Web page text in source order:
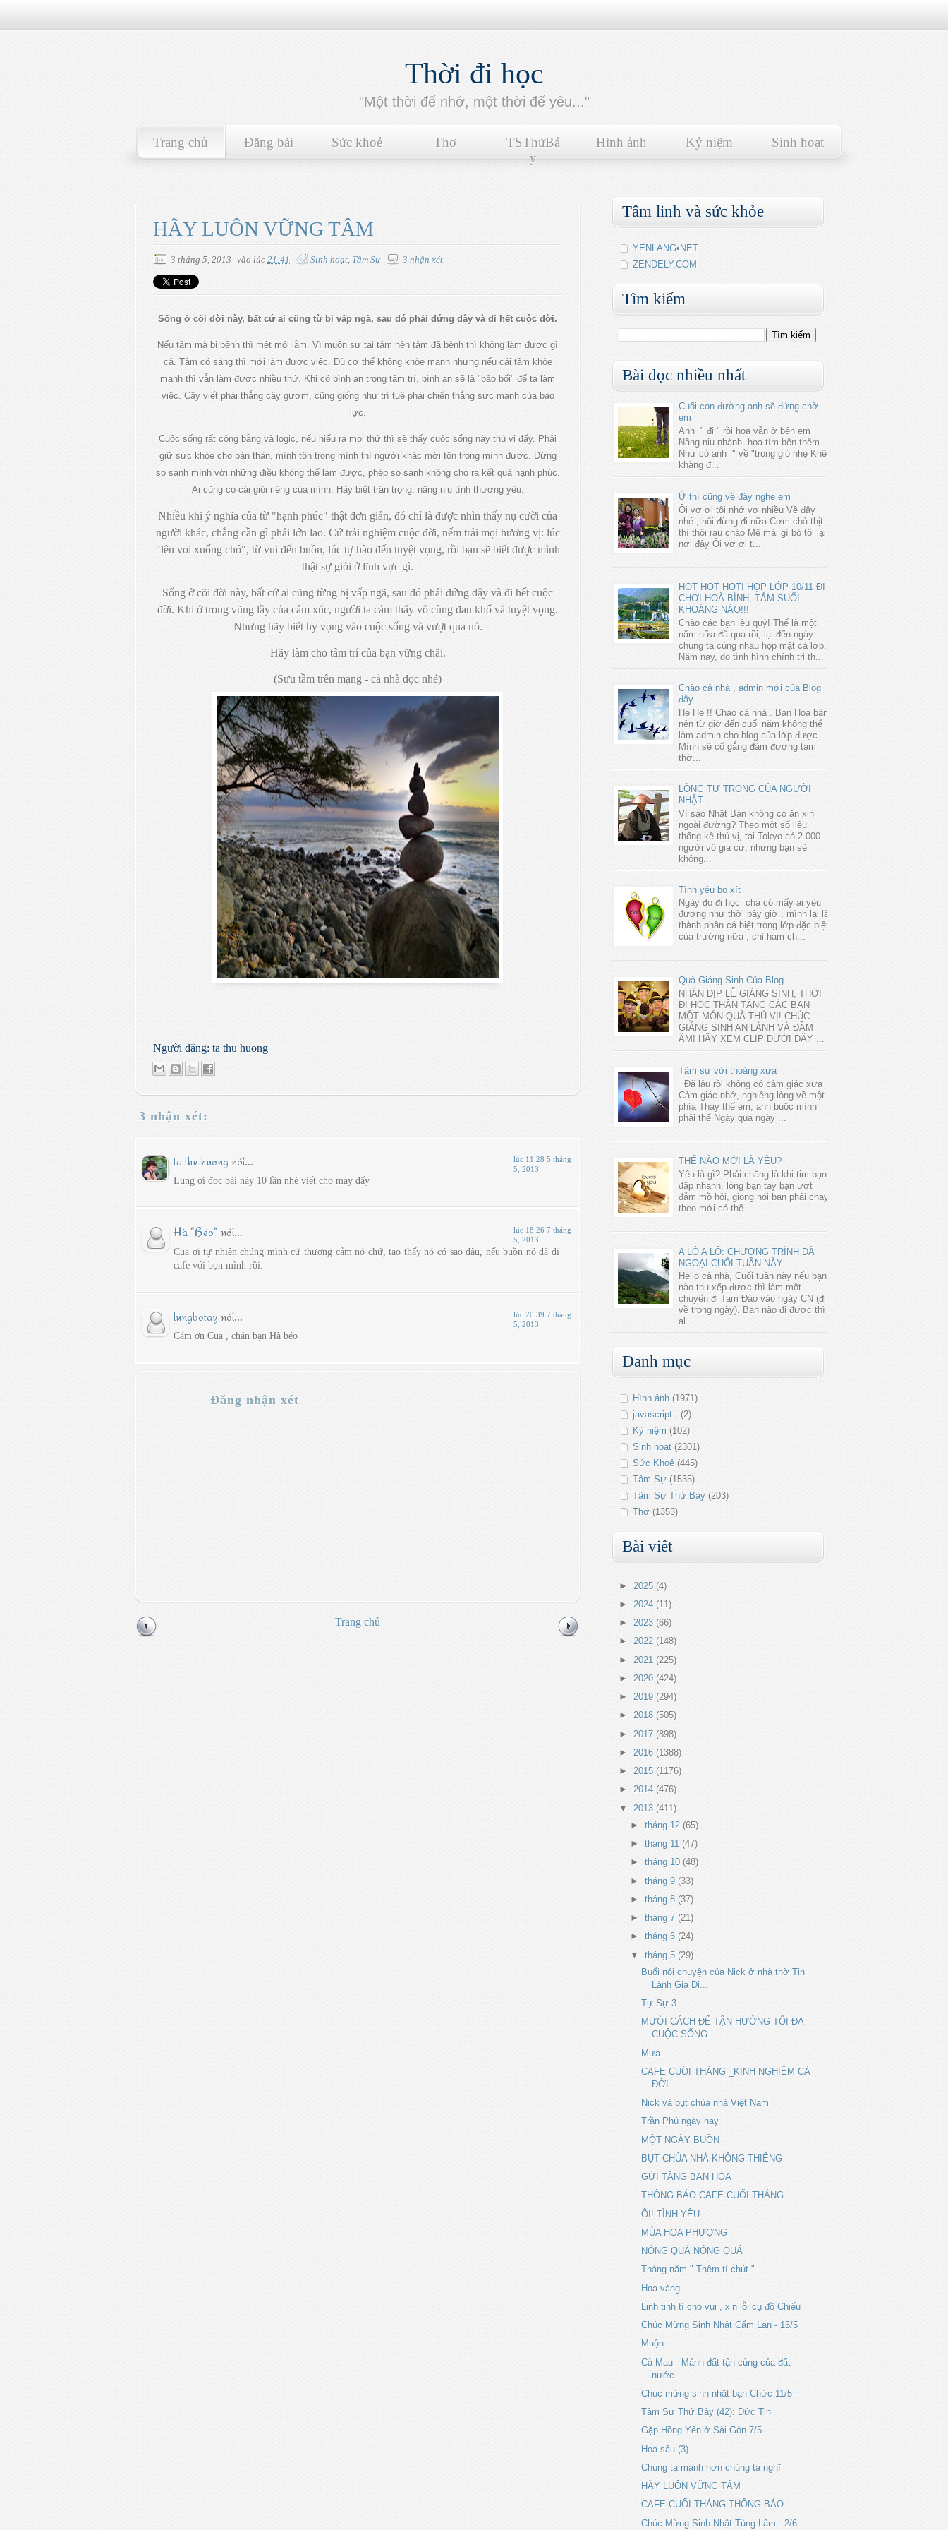
Thời đi học
"Một thời để nhớ, một thời để yêu..."
Trang chủ Đăng bài Sức khoẻ Thơ
TSThứBả
y
Hình ảnh Kỷ niệm Sinh hoạt
HÃY LUÔN VỮNG TÂM
3 tháng 5, 2013 vào lúc 21:41 Sinh hoạt, Tâm Sự 3 nhận xét
Sống ở cõi đời này, bất cứ ai cũng từ bị vấp ngã, sau đó phải đứng dậy và đi hết cuộc đời.
Nếu tâm mà bị bệnh thì mệt mỏi lắm. Vì muôn sự tại tâm nên tâm đã bệnh thì không làm được gì
cả. Tâm có sáng thì mới làm được việc. Dù cơ thể không khỏe mạnh nhưng nếu cái tâm khỏe
mạnh thì vẫn làm được nhiều thứ. Khi có bình an trong tâm trí, bình an sẽ là "bảo bối" để ta làm
việc. Cây viết phải thắng cây gươm, cũng giống như trí tuệ phải chiến thắng sức mạnh của bạo
lực.
Cuộc sống rất công bằng và logic, nếu hiểu ra mọi thứ thì sẽ thấy cuộc sống này thú vị đấy. Phải
giữ sức khỏe cho bản thân, mình tôn trọng mình thì người khác mới tôn trọng mình được. Đừng
so sánh mình với những điều không thể làm được, phép so sánh không cho ra kết quả hạnh phúc.
Ai cũng có cái giỏi riêng của mình. Hãy biết trân trọng, nâng niu tình thương yêu.
Nhiều khi ý nghĩa của từ "hạnh phúc" thật đơn giản, đó chỉ là được nhìn thấy nụ cười của
người khác, chẳng cần gì phải lớn lao. Cứ trải nghiệm cuộc đời, nếm trải mọi hương vị: lúc
"lên voi xuống chó", từ vui đến buồn, lúc tự hào đến tuyệt vọng, rồi bạn sẽ biết được mình
thật sự giỏi ở lĩnh vực gì.
Sống ở cõi đời này, bất cứ ai cũng từng bị vấp ngã, sau đó phải đứng dậy và đi hết cuộc
đời. Khi ở trong vũng lầy của cảm xúc, người ta cảm thấy vô cùng đau khổ và tuyệt vọng.
Nhưng hãy biết hy vọng vào cuộc sống và vượt qua nó.
Hãy làm cho tâm trí của bạn vững chãi.
(Sưu tầm trên mạng - cả nhà đọc nhé)
Người đăng: ta thu huong
3 nhận xét:
ta thu huong nói...
Lung ơi đọc bài này 10 lần nhé viết cho mày đấy
lúc 11:28 5 tháng
5, 2013
Hà "Béo" nói...
Cua ơi tự nhiên chúng mình cứ thương cảm nó chứ, tao thấy nó có sao đâu, nếu buồn nó đã đi
cafe với bọn mình rồi.
lúc 18:26 7 tháng
5, 2013
lungbotay nói...
Cám ơn Cua , chán bạn Hà béo
lúc 20:39 7 tháng
5, 2013
Đăng nhận xét
Trang chủ
Tâm linh và sức khỏe
YENLANG•NET
ZENDELY.COM
Tìm kiếm
Bài đọc nhiều nhất
Cuối con đường anh sẽ đứng chờ
em
Anh " đi " rồi hoa vẫn ở bên em
Nâng niu nhành hoa tím bên thềm
Như có anh " về "trong gió nhẹ Khẽ
khàng đ...
Ừ thì cũng về đây nghe em
Ôi vợ ơi tôi nhớ vợ nhiều Về đây
nhé ,thôi đừng đi nữa Cơm chả thịt
thì thôi rau cháo Mê mải gì bỏ tôi lại
nơi đây Ôi vợ ơi t...
HOT HOT HOT! HỌP LỚP 10/11 ĐI
CHƠI HOÀ BÌNH, TẮM SUỐI
KHOÁNG NÀO!!!
Chào các bạn iêu quý! Thế là một
năm nữa đã qua rồi, lại đến ngày
chúng ta cùng nhau họp mặt cả lớp.
Năm nay, do tình hình chính trị th...
Chào cả nhà , admin mới của Blog
đây
He He !! Chào cả nhà . Bạn Hoa bận
nên từ giờ đến cuối năm không thể
làm admin cho blog của lớp được .
Mình sẽ cố gắng đảm đương tạm
thờ...
LÒNG TỰ TRỌNG CỦA NGƯỜI
NHẬT
Vì sao Nhật Bản không có ăn xin
ngoài đường? Theo một số liệu
thống kê thú vị, tại Tokyo có 2.000
người vô gia cư, nhưng bạn sẽ
không...
Tình yêu bọ xít
Ngày đó đi học chả có mấy ai yêu
đương như thời bây giờ , mình lại là
thành phần cá biệt trong lớp đặc biệt
của trường nữa , chỉ ham ch...
Quà Giáng Sinh Của Blog
NHÂN DỊP LỄ GIÁNG SINH, THỜI
ĐI HỌC THÂN TẶNG CÁC BẠN
MỘT MÓN QUÀ THÚ VỊ! CHÚC
GIÁNG SINH AN LÀNH VÀ ĐẦM
ẤM! HÃY XEM CLIP DƯỚI ĐÂY ...
Tâm sự với thoáng xưa
Đã lâu rồi không có cảm giác xưa
Cảm giác nhớ, nghiêng lòng về một
phía Thay thế em, anh buộc mình
phải thế Ngày qua ngày ...
THẾ NÀO MỚI LÀ YÊU?
Yêu là gì? Phải chăng là khi tim bạn
đập nhanh, lòng bạn tay bạn ướt
đẫm mồ hôi, giọng nói bạn phải chạy
theo mới có thể ...
A LÔ A LÔ: CHƯƠNG TRÌNH DÃ
NGOẠI CUỐI TUẦN NÀY
Hello cả nhà, Cuối tuần này nếu bạn
nào thu xếp được thì làm một
chuyến đi Tam Đảo vào ngày CN (đi
về trong ngày). Bạn nào đi được thì
al...
Danh mục
Hình ảnh (1971)
javascript:; (2)
Kỷ niệm (102)
Sinh hoạt (2301)
Sức Khoẻ (445)
Tâm Sự (1535)
Tâm Sự Thứ Bảy (203)
Thơ (1353)
Bài viết
► 2025 (4)
► 2024 (11)
► 2023 (66)
► 2022 (148)
► 2021 (225)
► 2020 (424)
► 2019 (294)
► 2018 (505)
► 2017 (898)
► 2016 (1388)
► 2015 (1176)
► 2014 (476)
▼ 2013 (411)
► tháng 12 (65)
► tháng 11 (47)
► tháng 10 (48)
► tháng 9 (33)
► tháng 8 (37)
► tháng 7 (21)
► tháng 6 (24)
▼ tháng 5 (29)
Buổi nói chuyện của Nick ở nhà thờ Tin
Lành Gia Đị...
Tự Sự 3
MƯỜI CÁCH ĐỂ TẬN HƯỞNG TỐI ĐA
CUỘC SỐNG
Mưa
CAFE CUỐI THÁNG _KINH NGHIỆM CẢ
ĐỜI
Nick và bụt chùa nhà Việt Nam
Trần Phú ngày nay
MỘT NGÀY BUỒN
BỤT CHÙA NHÀ KHÔNG THIÊNG
GỬI TẶNG BẠN HOA
THÔNG BÁO CAFE CUỐI THÁNG
ÔI! TÌNH YÊU
MÙA HOA PHƯỢNG
NÓNG QUÁ NÓNG QUÁ
Tháng năm " Thêm tí chút "
Hoa vàng
Linh tinh tí cho vui , xin lỗi cụ đồ Chiểu
Chúc Mừng Sinh Nhật Cẩm Lan - 15/5
Muộn
Cà Mau - Mảnh đất tận cùng của đất
nước
Chúc mừng sinh nhật bạn Chức 11/5
Tâm Sự Thứ Bảy (42): Đức Tin
Gặp Hồng Yến ở Sài Gòn 7/5
Hoa sấu (3)
Chúng ta mạnh hơn chúng ta nghĩ
HÃY LUÔN VỮNG TÂM
CAFE CUỐI THÁNG THÔNG BÁO
Chúc Mừng Sinh Nhật Tùng Lâm - 2/6